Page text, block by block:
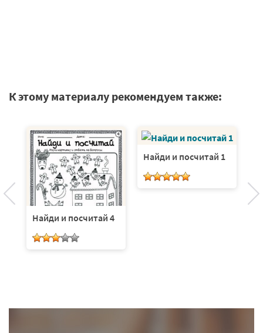
К этому материалу рекомендуем также:
Найди и посчитай 4
Найди и посчитай 1